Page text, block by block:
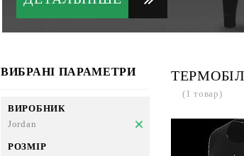
ВИБРАНІ ПАРАМЕТРИ
ВИРОБНИК
Jordan
РОЗМІР
(1 товар)